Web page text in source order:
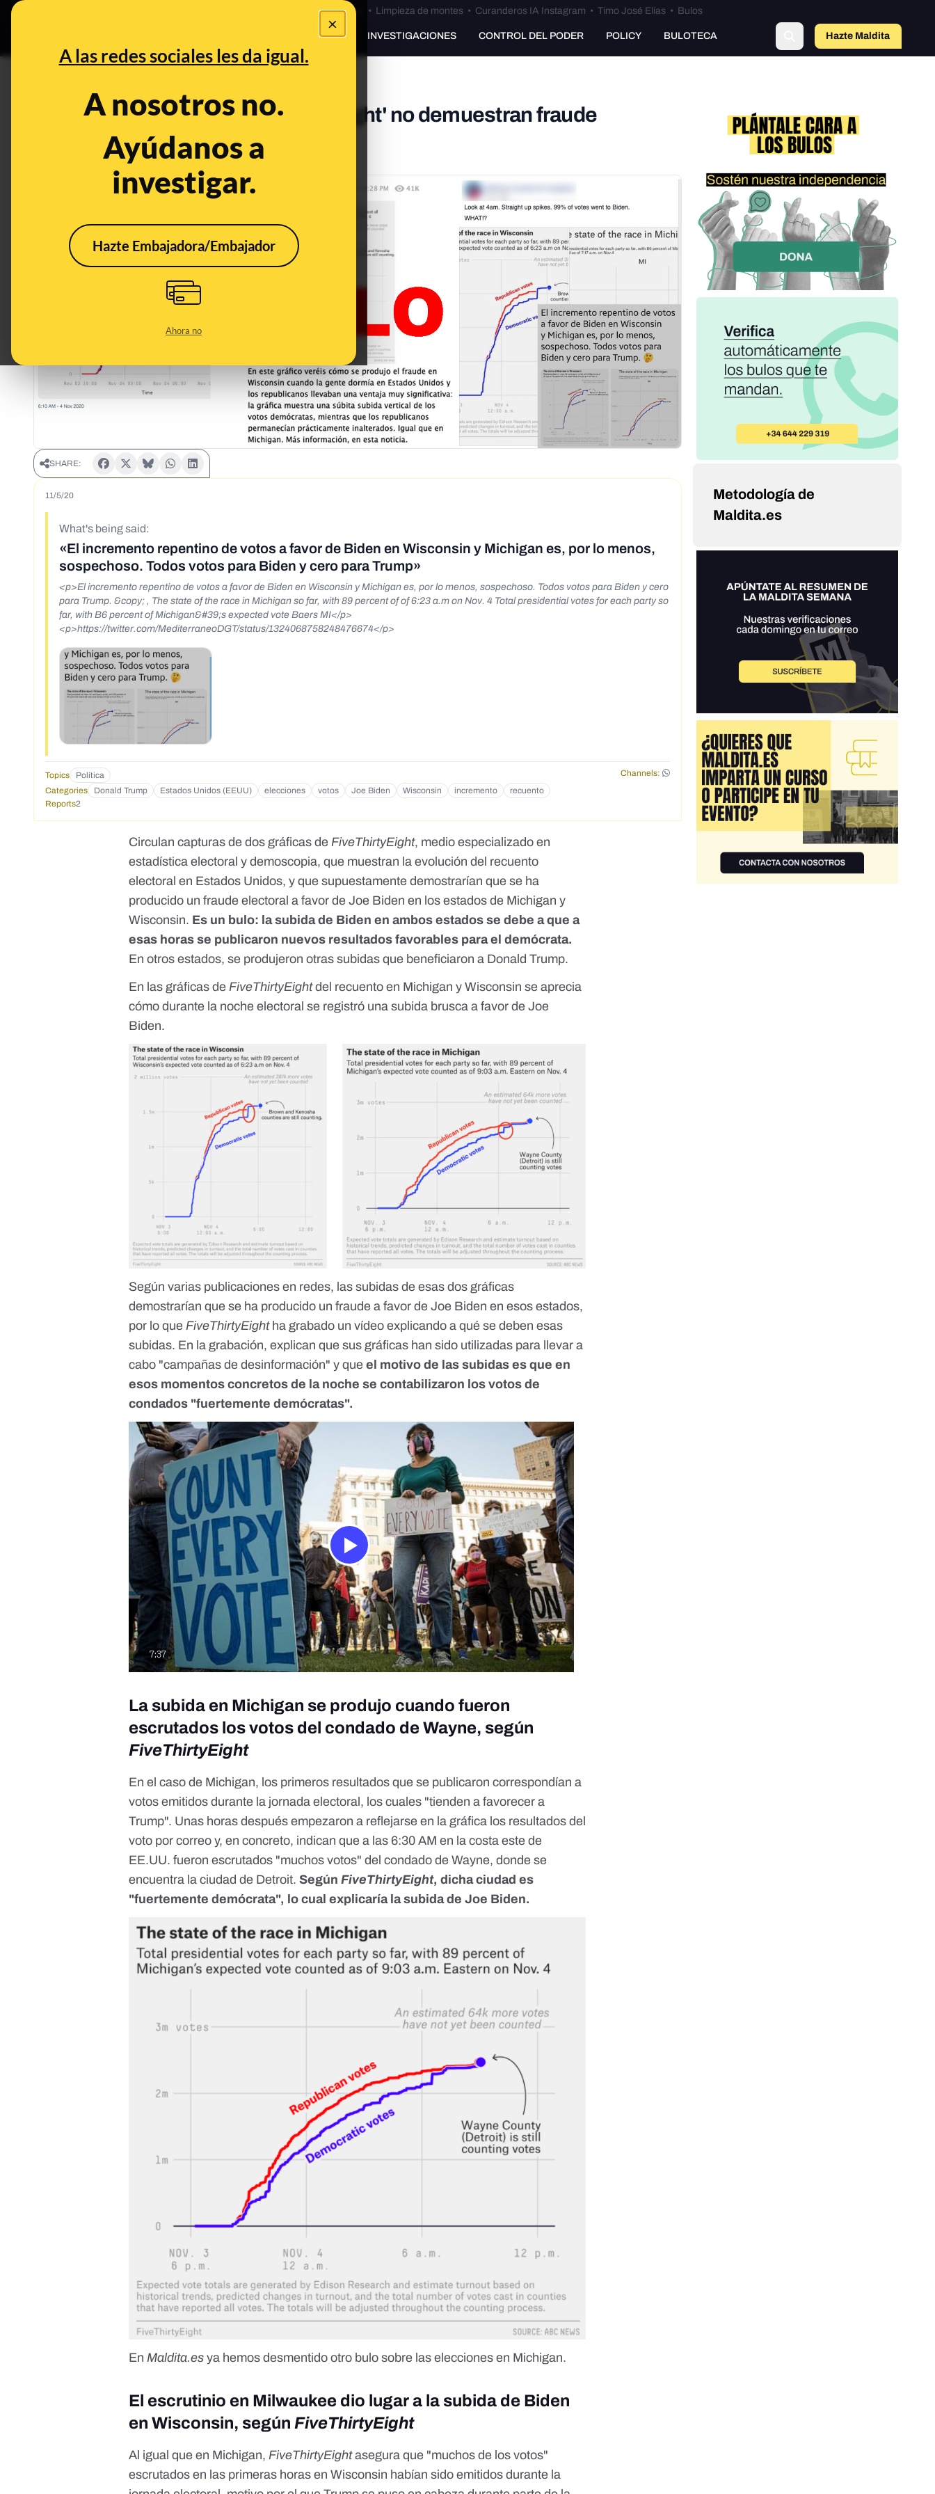
×
A las redes sociales les da igual.
A nosotros no.
Ayúdanos a
investigar.
Hazte Embajadora/Embajador
Ahora no
Bulos Ceuta • Limpieza de montes• Curanderos IA Instagram • Timo José Elías• Bulos
PREBUNKING INVESTIGACIONES CONTROL DEL PODER POLICY BULOTECA Hazte Maldito
No, estas gráficas de 'FiveThirtyEight' no demuestran fraude
electoral en Michigan y Wisconsin
Nov 5, 2020, 12:56:06 PM
SHARE:
11/5/20
What's being said:
«El incremento repentino de votos a favor de Biden en Wisconsin y Michigan es, por lo menos,
sospechoso. Todos votos para Biden y cero para Trump»
<p>El incremento repentino de votos a favor de Biden en Wisconsin y Michigan es, por lo menos, sospechoso. Todos votos para Biden y cero
para Trump. &copy; , The state of the race in Michigan so far, with 89 percent of of 6:23 a.m on Nov. 4 Total presidential votes for each party so
far, with B6 percent of Michigan&#39;s expected vote Baers MI</p>
<p>https://twitter.com/MediterraneoDGT/status/1324068758248476674</p>
Topics Política
Channels:
Categories
Donald Trump Estados Unidos (EEUU) elecciones votos Joe Biden Wisconsin incremento
recuento
Reports2
Circulan capturas de dos gráficas deFiveThirtyEight, medio especializado en
estadística electoral y demoscopia, que muestran la evolución del recuento
electoral en Estados Unidos, y que supuestamente demostrarían que se ha
producido un fraude electoral a favor de Joe Biden en los estados de Michigan y
Wisconsin. Es un bulo: la subida de Biden en ambos estados se debe a que a
esas horas se publicaron nuevos resultados favorables para el demócrata.
En otros estados, se produjeron otras subidas que beneficiaron a Donald Trump.
En las gráficas deFiveThirtyEightdel recuento en Michigan yWisconsin se aprecia
cómo durante la noche electoral se registró una subida brusca a favor de Joe
Biden.
Según varias publicaciones en redes, las subidas de esas dos gráficas
demostrarían que se ha producido un fraude a favor de Joe Biden en esos estados,
por lo queFiveThirtyEightha grabado un vídeo explicando a qué se deben esas
subidas. En la grabación, explican que sus gráficas han sido utilizadas para llevar a
cabo "campañas de desinformación" y queel motivo de las subidas es que en
esos momentos concretos de la noche se contabilizaron los votos de
condados "fuertemente demócratas".
La subida en Michigan se produjo cuando fueron
escrutados los votos del condado de Wayne, según
FiveThirtyEight
En el caso de Michigan, los primeros resultados que se publicaron correspondían a
votos emitidos durante la jornada electoral, los cuales "tienden a favorecer a
Trump". Unas horas después empezaron a reflejarse en la gráfica los resultados del
voto por correo y, en concreto, indican que a las 6:30 AM en la costa este de
EE.UU. fueron escrutados "muchos votos" del condado de Wayne, donde se
encuentra la ciudad de Detroit.SegúnFiveThirtyEight, dicha ciudad es
"fuertemente demócrata", lo cual explicaría la subida de Joe Biden.
En Maldita.es ya hemos desmentido otro bulo sobre las elecciones en Michigan.
El escrutinio en Milwaukee dio lugar a la subida de Biden
en Wisconsin, según FiveThirtyEight
Al igual que en Michigan, FiveThirtyEightasegura que "muchos de los votos"
escrutados en las primeras horas en Wisconsin habían sido emitidos durante la
Metodología de
Maldita.es